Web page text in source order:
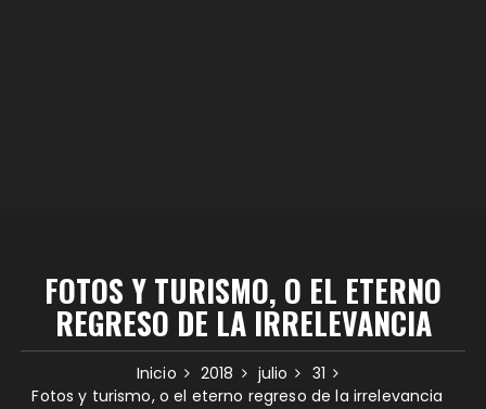
FOTOS Y TURISMO, O EL ETERNO
REGRESO DE LA IRRELEVANCIA
Inicio 2018 julio
31
Fotos y turismo, o el eterno regreso de la irrelevancia